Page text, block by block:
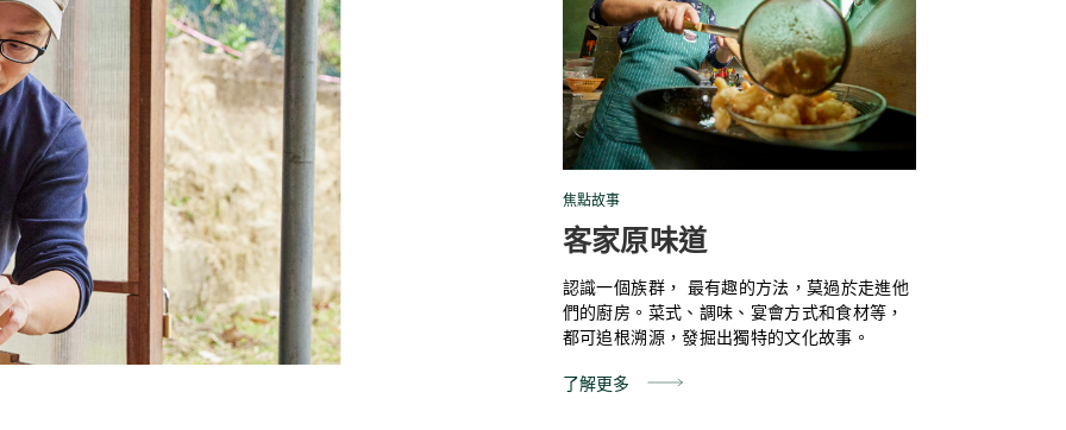
焦點故事
客家原味道
認識一個族群， 最有趣的方法，莫過於走進他
們的廚房。菜式、調味、宴會方式和食材等，
都可追根溯源，發掘出獨特的文化故事。
了解更多